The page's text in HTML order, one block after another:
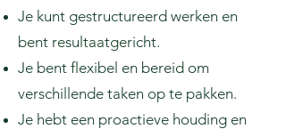
Je kunt gestructureerd werken en
bent resultaatgericht.
Je bent flexibel en bereid om
verschillende taken op te pakken.
Je hebt een proactieve houding en